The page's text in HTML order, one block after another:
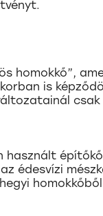
homokkő”,
is
csak
használt építőkő
édesvízi
homokkőből